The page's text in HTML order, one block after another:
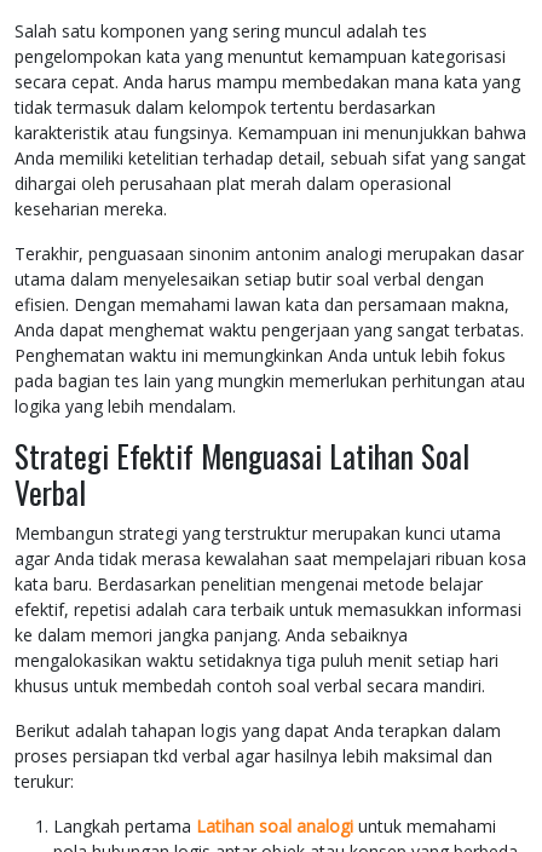
Salah satu komponen yang sering muncul adalah tes
pengelompokan kata yang menuntut kemampuan kategorisasi
secara cepat. Anda harus mampu membedakan mana kata yang
tidak termasuk dalam kelompok tertentu berdasarkan
karakteristik atau fungsinya. Kemampuan ini menunjukkan bahwa
Anda memiliki ketelitian terhadap detail, sebuah sifat yang sangat
dihargai oleh perusahaan plat merah dalam operasional
keseharian mereka.
Terakhir, penguasaan sinonim antonim analogi merupakan dasar
utama dalam menyelesaikan setiap butir soal verbal dengan
efisien. Dengan memahami lawan kata dan persamaan makna,
Anda dapat menghemat waktu pengerjaan yang sangat terbatas.
Penghematan waktu ini memungkinkan Anda untuk lebih fokus
pada bagian tes lain yang mungkin memerlukan perhitungan atau
logika yang lebih mendalam.
Strategi Efektif Menguasai Latihan Soal
Verbal
Membangun strategi yang terstruktur merupakan kunci utama
agar Anda tidak merasa kewalahan saat mempelajari ribuan kosa
kata baru. Berdasarkan penelitian mengenai metode belajar
efektif, repetisi adalah cara terbaik untuk memasukkan informasi
ke dalam memori jangka panjang. Anda sebaiknya
mengalokasikan waktu setidaknya tiga puluh menit setiap hari
khusus untuk membedah contoh soal verbal secara mandiri.
Berikut adalah tahapan logis yang dapat Anda terapkan dalam
proses persiapan tkd verbal agar hasilnya lebih maksimal dan
terukur:
Langkah pertama Latihan soal analogi untuk memahami